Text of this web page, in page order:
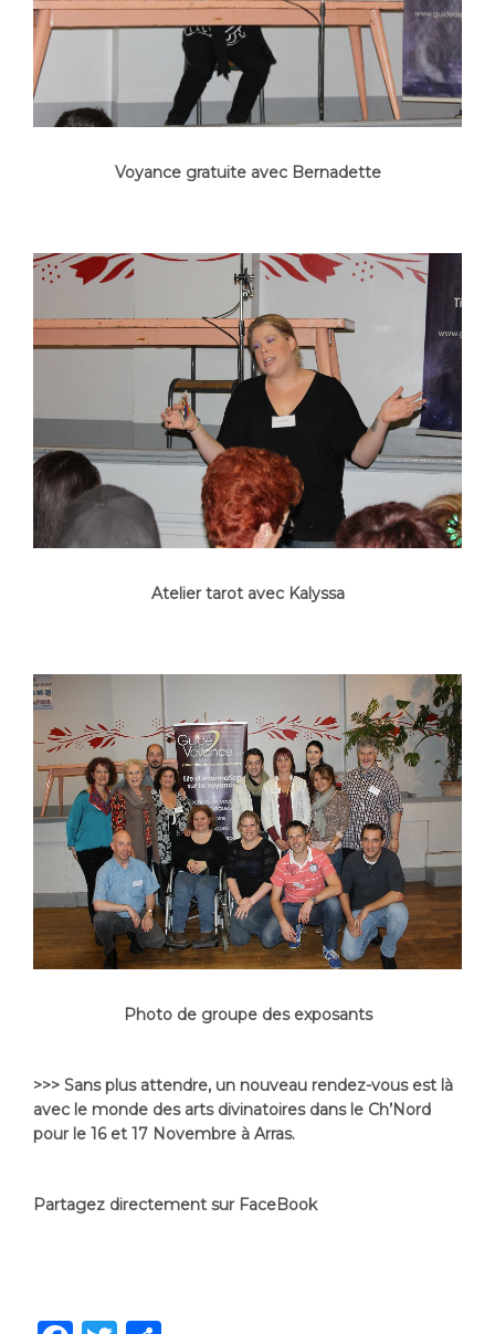
Voyance gratuite avec Bernadette
Atelier tarot avec Kalyssa
Photo de groupe des exposants
>>> Sans plus attendre, un nouveau rendez-vous est là
avec le monde des arts divinatoires dans le Ch’Nord
pour le 16 et 17 Novembre à Arras.
Partagez directement sur FaceBook